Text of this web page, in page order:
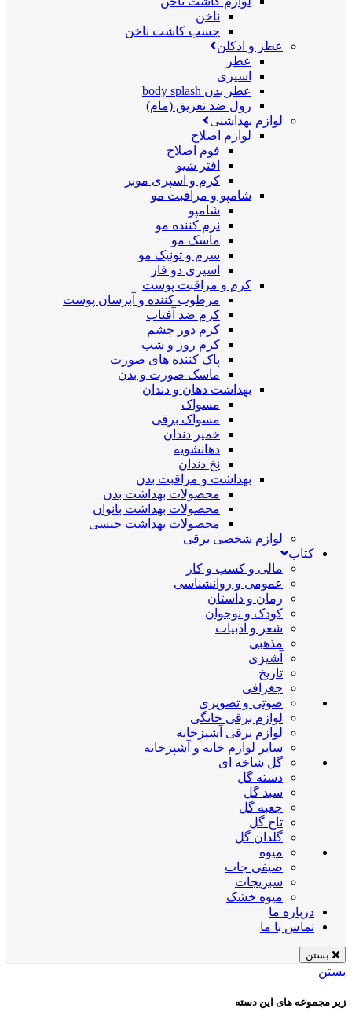
ناخن
چسب کاشت ناخن
عطر و ادکلن
عطر
اسپری
عطر بدن body splash
رول ضد تعریق (مام)
لوازم بهداشتی
لوازم اصلاح
فوم اصلاح
افتر شیو
کرم و اسپری موبر
شامپو و مراقبت مو
شامپو
نرم کننده مو
ماسک مو
سرم و تونیک مو
اسپری دو فاز
کرم و مراقبت پوست
مرطوب کننده و آبرسان پوست
کرم ضد آفتاب
کرم دور چشم
کرم روز و شب
پاک کننده های صورت
ماسک صورت و بدن
بهداشت دهان و دندان
مسواک
مسواک برقی
خمیر دندان
دهانشویه
نخ دندان
بهداشت و مراقبت بدن
محصولات بهداشت بدن
محصولات بهداشت بانوان
محصولات بهداشت جنسی
لوازم شخصی برقی
کتاب
مالی و کسب و کار
عمومی و روانشناسی
رمان و داستان
کودک و نوجوان
شعر و ادبیات
مذهبی
آشپزی
تاریخ
جغرافی
صوتی و تصویری
لوازم برقی خانگی
لوازم برقی آشپزخانه
سایر لوازم خانه و آشپزخانه
گل شاخه ای
دسته گل
سبد گل
جعبه گل
تاج گل
گلدان گل
میوه
صیفی جات
سبزیجات
میوه خشک
درباره ما
تماس با ما
بستن
بستن
زیر مجموعه های این دسته